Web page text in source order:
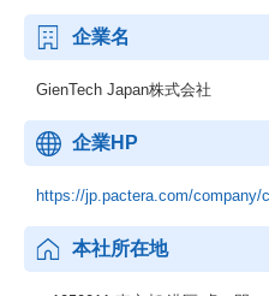
企業名
GienTech Japan株式会社
企業HP
https://jp.pactera.com/company/
本社所在地